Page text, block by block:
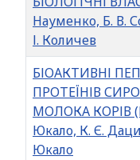
Науменко, Б. В.
І. Количев
БІОАКТИВНІ
ПРОТЕЇНІВ
МОЛОКА КОРІВ
Юкало, К. Є.
Юкало